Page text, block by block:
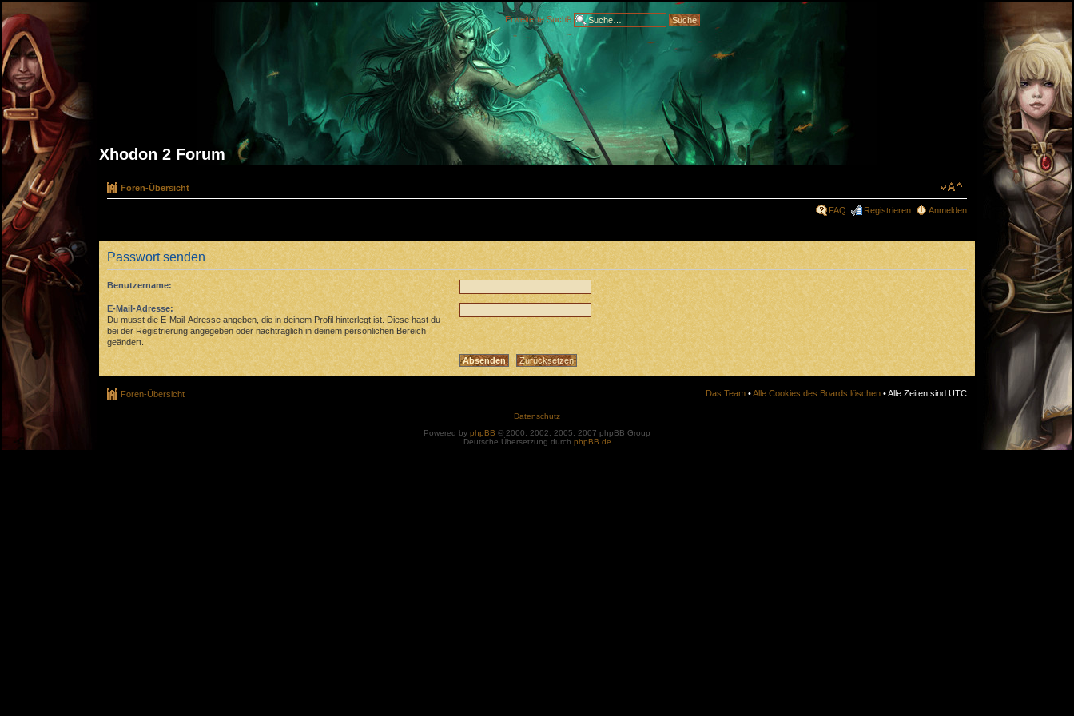
Erweiterte Suche
Xhodon 2 Forum
Foren-Übersicht
FAQ Registrieren Anmelden
Passwort senden
Benutzername:
E-Mail-Adresse:
Du musst die E-Mail-Adresse angeben, die in deinem Profil hinterlegt ist. Diese hast du
bei der Registrierung angegeben oder nachträglich in deinem persönlichen Bereich
geändert.
Foren-Übersicht Das Team •Alle Cookies des Boards löschen • Alle Zeiten sind UTC
Datenschutz
Powered by phpBB © 2000, 2002, 2005, 2007 phpBB Group
Deutsche Übersetzung durch phpBB.de